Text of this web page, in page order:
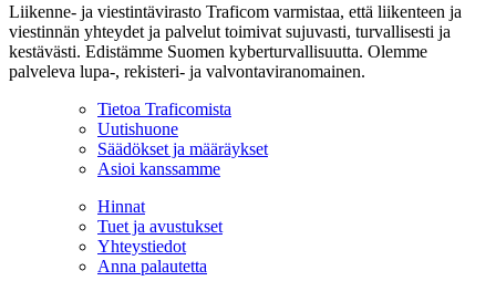
Liikenne- ja viestintävirasto Traficom varmistaa, että liikenteen ja
viestinnän yhteydet ja palvelut toimivat sujuvasti, turvallisesti ja
kestävästi. Edistämme Suomen kyberturvallisuutta. Olemme
palveleva lupa-, rekisteri- ja valvontaviranomainen.
Tietoa Traficomista
Uutishuone
Säädökset ja määräykset
Asioi kanssamme
Hinnat
Tuet ja avustukset
Yhteystiedot
Anna palautetta